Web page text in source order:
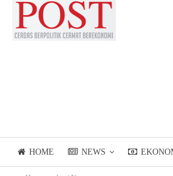
HOME NEWS